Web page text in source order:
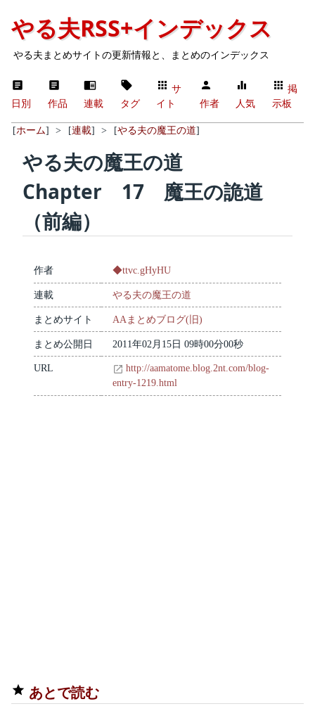
やる夫RSS+インデックス
やる夫まとめサイトの更新情報と、まとめのインデックス
日別 作品 連載 タグ
サ
イト
作者 人気
掲
示板
[ホーム] > [連載] > [やる夫の魔王の道]
やる夫の魔王の道
Chapter 17 魔王の詭道
（前編）
作者 ◆ttvc.gHyHU
連載 やる夫の魔王の道
まとめサイト AAまとめブログ(旧)
まとめ公開日 2011年02月15日 09時00分00秒
URL
http://aamatome.blog.2nt.com/blog-
entry-1219.html
あとで読む